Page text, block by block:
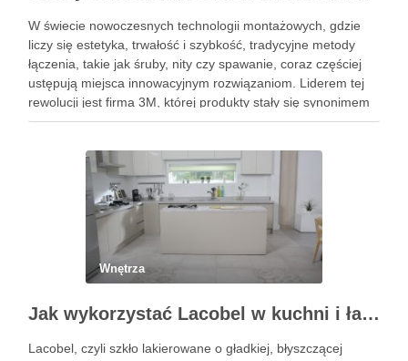
W świecie nowoczesnych technologii montażowych, gdzie
liczy się estetyka, trwałość i szybkość, tradycyjne metody
łączenia, takie jak śruby, nity czy spawanie, coraz częściej
ustępują miejsca innowacyjnym rozwiązaniom. Liderem tej
rewolucji jest firma 3M, której produkty stały się synonimem
niezawodności. W szczególności taśmy dwustronne 3m
Wnętrza
Jak wykorzystać Lacobel w kuchni i łazience?
Lacobel, czyli szkło lakierowane o gładkiej, błyszczącej